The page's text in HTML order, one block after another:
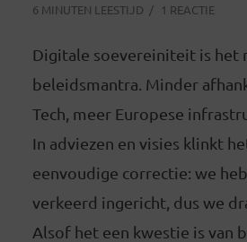
6 MINUTEN LEESTIJD
1 REACTIE
Digitale soevereiniteit is het
beleidsmantra. Minder
Tech, meer Europese
In adviezen en visies klinkt
eenvoudige correctie: we
verkeerd ingericht, dus we
Alsof het een kwestie is van